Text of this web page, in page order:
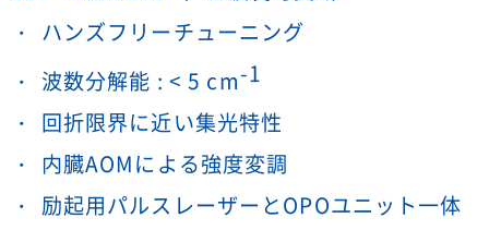
ハンズフリーチューニング
波数分解能 : < 5 cm-1
回折限界に近い集光特性
内臓AOMによる強度変調
励起用パルスレーザーとOPOユニット一体